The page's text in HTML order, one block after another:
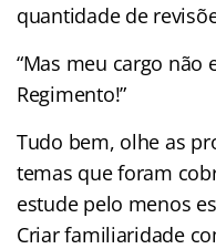
quantidade de
“Mas meu cargo
Regimento!”
Tudo bem, olhe as
temas que foram
estude pelo menos
Criar familiaridade